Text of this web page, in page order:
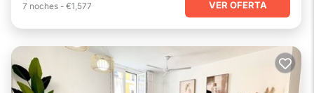
7 noches - €1,577 VER OFERTA